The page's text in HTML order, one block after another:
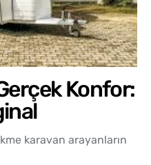
Konfor:
karavan arayanların